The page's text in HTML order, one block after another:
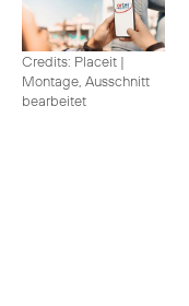
Credits: Placeit |
Montage, Ausschnitt
bearbeitet